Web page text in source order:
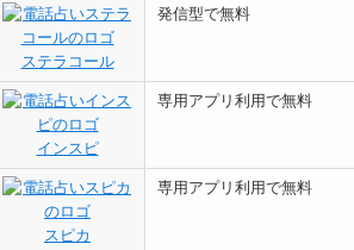
ステラコール
発信型で無料
インスピ
専用アプリ利用で無料
スピカ
専用アプリ利用で無料